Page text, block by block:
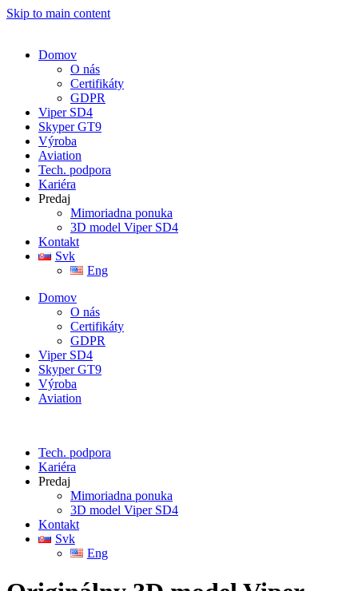
Skip to main content
Domov
O nás
Certifikáty
GDPR
Viper SD4
Skyper GT9
Výroba
Aviation
Tech. podpora
Kariéra
Predaj
Mimoriadna ponuka
3D model Viper SD4
Kontakt
Svk
Eng
Domov
O nás
Certifikáty
GDPR
Viper SD4
Skyper GT9
Výroba
Aviation
Tech. podpora
Kariéra
Predaj
Mimoriadna ponuka
3D model Viper SD4
Kontakt
Svk
Eng